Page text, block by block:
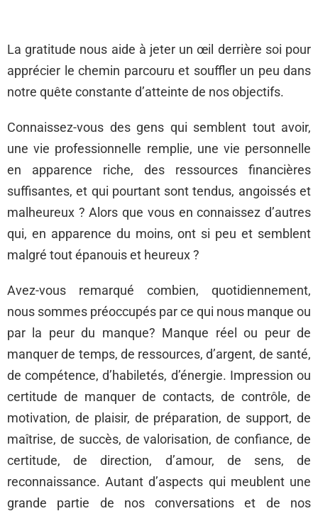
La gratitude nous aide à jeter un œil derrière soi pour
apprécier le chemin parcouru et souffler un peu dans
notre quête constante d’atteinte de nos objectifs.
Connaissez-vous des gens qui semblent tout avoir,
une vie professionnelle remplie, une vie personnelle
en apparence riche, des ressources financières
suffisantes, et qui pourtant sont tendus, angoissés et
malheureux ? Alors que vous en connaissez d’autres
qui, en apparence du moins, ont si peu et semblent
malgré tout épanouis et heureux ?
Avez-vous remarqué combien, quotidiennement,
nous sommes préoccupés par ce qui nous manque ou
par la peur du manque? Manque réel ou peur de
manquer de temps, de ressources, d’argent, de santé,
de compétence, d’habiletés, d’énergie. Impression ou
certitude de manquer de contacts, de contrôle, de
motivation, de plaisir, de préparation, de support, de
maîtrise, de succès, de valorisation, de confiance, de
certitude, de direction, d’amour, de sens, de
reconnaissance. Autant d’aspects qui meublent une
grande partie de nos conversations et de nos